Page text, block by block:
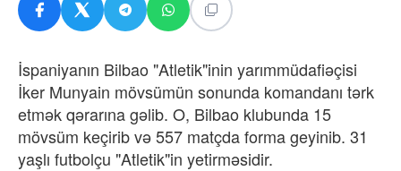
İspaniyanın Bilbao "Atletik"inin yarımmüdafiəçisi
İker Munyain mövsümün sonunda komandanı tərk
etmək qərarına gəlib. O, Bilbao klubunda 15
mövsüm keçirib və 557 matçda forma geyinib. 31
yaşlı futbolçu "Atletik"in yetirməsidir.